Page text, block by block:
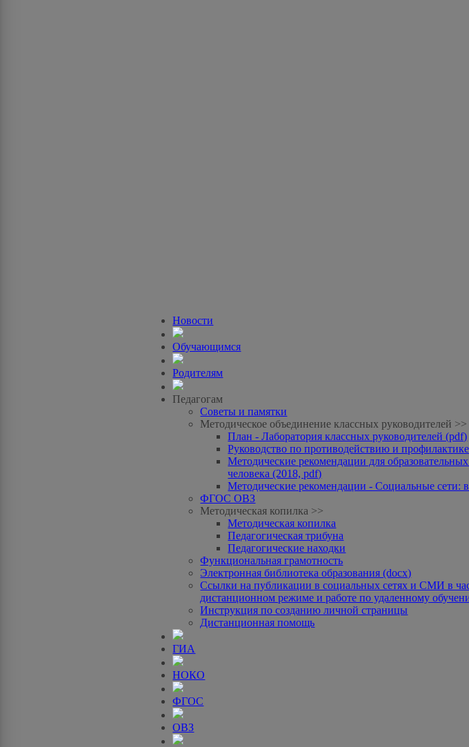
Новости
Обучающимся
Родителям
Педагогам
Советы и памятки
Методическое объединение классных руководителей >>
План - Лаборатория классных руководителей (pdf)
Руководство по противодействию и
Методические рекомендации для
человека (2018, pdf)
Методические рекомендации - Социальные сети:
ФГОС ОВЗ
Методическая копилка >>
Методическая копилка
Педагогическая трибуна
Педагогические находки
Функциональная грамотность
Электронная библиотека образования (docx)
Ссылки на публикации в социальных сетях и СМИ в
дистанционном режиме и работе по удаленному
Инструкция по созданию личной страницы
Дистанционная помощь
ГИА
НОКО
ФГОС
ОВЗ